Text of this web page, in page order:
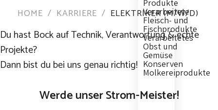
Produkte
Verarbeitete
Fleisch- und
Fischprodukte
Verarbeitetes
Obst und
Gemüse
Konserven
Molkereiprodukte
HOME / KARRIERE / ELEKTRIKER (M/W/D)
Du hast Bock auf Technik, Verantwortung & echte
Projekte?
Dann bist du bei uns genau richtig!
Werde unser Strom-Meister!